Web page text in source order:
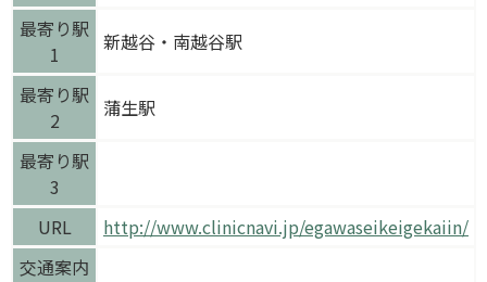
最寄り駅
1
新越谷・南越谷駅
最寄り駅
2
蒲生駅
最寄り駅
3
URL
http://www.clinicnavi.jp/egawaseikeigekaiin/
交通案内